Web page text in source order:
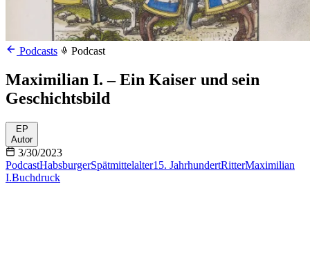
Podcasts Podcast
Maximilian I. – Ein Kaiser und sein
Geschichtsbild
EP
Autor
3/30/2023
PodcastHabsburgerSpätmittelalter15. JahrhundertRitterMaximilian
I.Buchdruck